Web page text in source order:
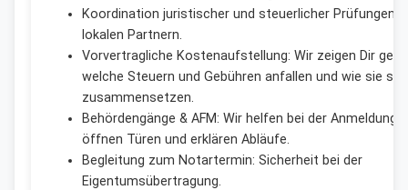
Koordination juristischer und steuerlicher Prüfungen
lokalen Partnern.
Vorvertragliche Kostenaufstellung: Wir zeigen Dir
welche Steuern und Gebühren anfallen und wie sie
zusammensetzen.
Behördengänge & AFM: Wir helfen bei der Anmeldung,
öffnen Türen und erklären Abläufe.
Begleitung zum Notartermin: Sicherheit bei der
Eigentumsübertragung.